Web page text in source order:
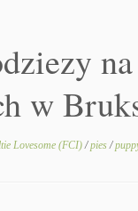
w
Lovesome (FCI)/pies/